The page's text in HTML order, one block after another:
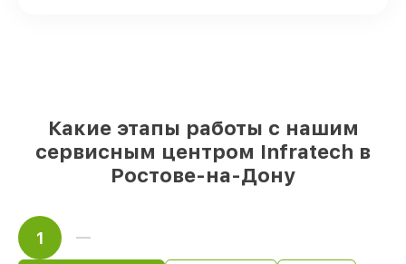
Какие этапы работы с нашим
сервисным центром Infratech в
Ростове-на-Дону
1